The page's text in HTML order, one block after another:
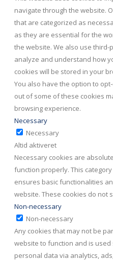
navigate through the website.
that are categorized as
as they are essential for the
the website. We also use third-
analyze and understand how
cookies will be stored in your
You also have the option to
out of some of these cookies
browsing experience.
Necessary
Necessary
Altid aktiveret
Necessary cookies are
function properly. This
ensures basic functionalities
website. These cookies do not
Non-necessary
Non-necessary
Any cookies that may not be
website to function and is
personal data via analytics,